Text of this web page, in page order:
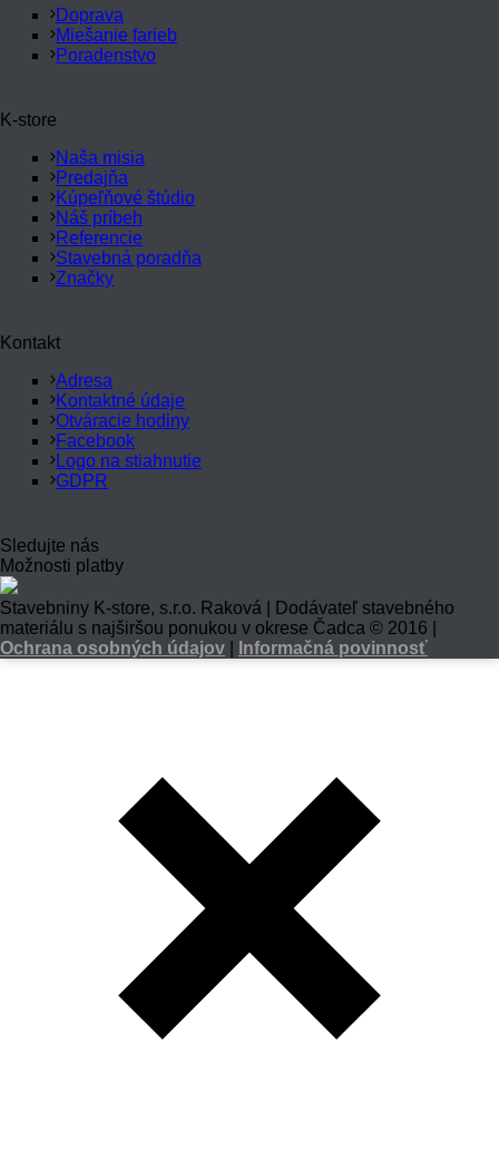
Doprava
Miešanie farieb
Poradenstvo
K-store
Naša misia
Predajňa
Kúpeľňové štúdio
Náš príbeh
Referencie
Stavebná poradňa
Značky
Kontakt
Adresa
Kontaktné údaje
Otváracie hodiny
Facebook
Logo na stiahnutie
GDPR
Sledujte nás
Možnosti platby
Stavebniny K-store, s.r.o. Raková | Dodávateľ stavebného
materiálu s najširšou ponukou v okrese Čadca © 2016 |
Ochrana osobných údajov
Informačná povinnosť